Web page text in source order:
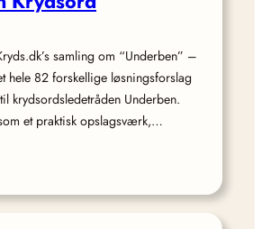
samling om “Underben” –
hele 82 forskellige løsningsforslag
krydsordsledetråden Underben.
et praktisk opslagsværk,…